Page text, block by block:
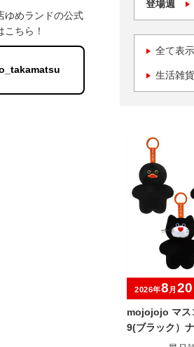
登場週
全て表示
生活雑
mojojojo マス
9(ブラック）
2026年8 月 20
ゆめランドの公式
ちら！